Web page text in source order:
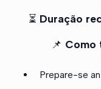
⏳ Duração
📌 Como
Prepare-se